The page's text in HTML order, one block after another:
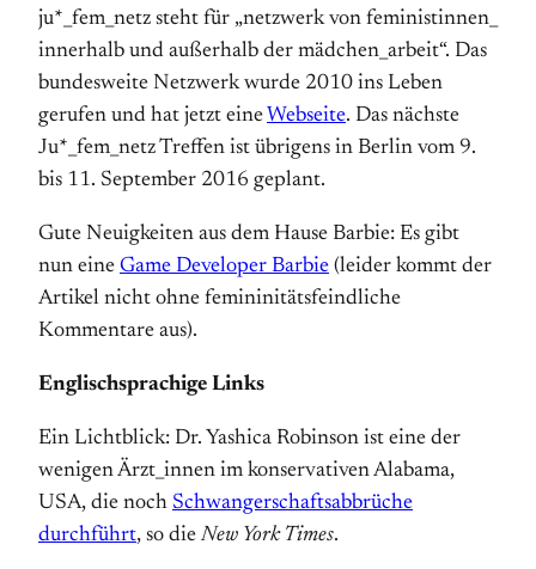
ju*_fem_netz steht für „netzwerk von feministinnen_
innerhalb und außerhalb der mädchen_arbeit“. Das
bundesweite Netzwerk wurde 2010 ins Leben
gerufen und hat jetzt eine Webseite. Das nächste
Ju*_fem_netz Treffen ist übrigens in Berlin vom 9.
bis 11. September 2016 geplant.
Gute Neuigkeiten aus dem Hause Barbie: Es gibt
nun eine Game Developer Barbie (leider kommt der
Artikel nicht ohne femininitätsfeindliche
Kommentare aus).
Englischsprachige Links
Ein Lichtblick: Dr. Yashica Robinson ist eine der
wenigen Ärzt_innen im konservativen Alabama,
USA, die noch Schwangerschaftsabbrüche
durchführt, so die New York Times.